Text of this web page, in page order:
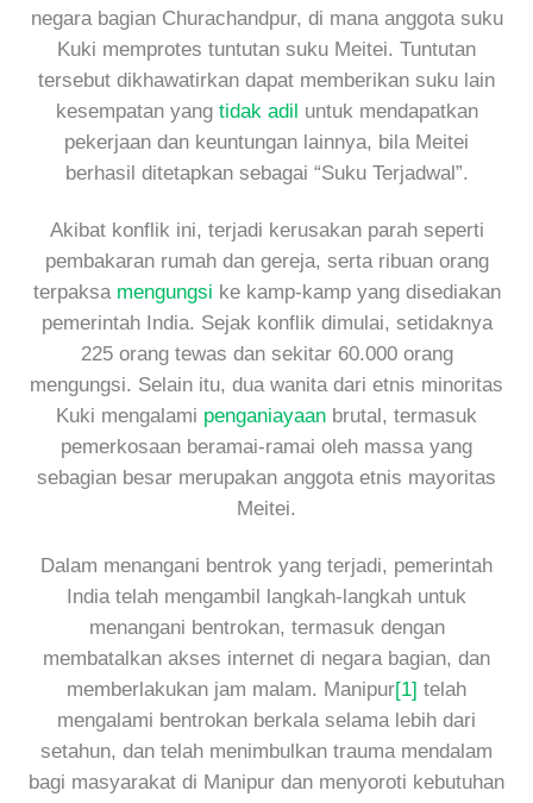
negara bagian Churachandpur, di mana anggota suku
Kuki memprotes tuntutan suku Meitei. Tuntutan
tersebut dikhawatirkan dapat memberikan suku lain
kesempatan yang tidak adil untuk mendapatkan
pekerjaan dan keuntungan lainnya, bila Meitei
berhasil ditetapkan sebagai “Suku Terjadwal”.
Akibat konflik ini, terjadi kerusakan parah seperti
pembakaran rumah dan gereja, serta ribuan orang
terpaksa mengungsi ke kamp-kamp yang disediakan
pemerintah India. Sejak konflik dimulai, setidaknya
225 orang tewas dan sekitar 60.000 orang
mengungsi. Selain itu, dua wanita dari etnis minoritas
Kuki mengalami penganiayaan brutal, termasuk
pemerkosaan beramai-ramai oleh massa yang
sebagian besar merupakan anggota etnis mayoritas
Meitei.
Dalam menangani bentrok yang terjadi, pemerintah
India telah mengambil langkah-langkah untuk
menangani bentrokan, termasuk dengan
membatalkan akses internet di negara bagian, dan
memberlakukan jam malam. Manipur[1] telah
mengalami bentrokan berkala selama lebih dari
setahun, dan telah menimbulkan trauma mendalam
bagi masyarakat di Manipur dan menyoroti kebutuhan